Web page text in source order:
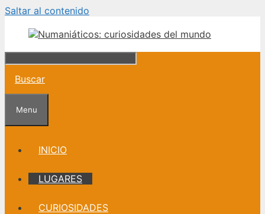
Saltar al contenido
Buscar
Menu
INICIO
LUGARES
CURIOSIDADES